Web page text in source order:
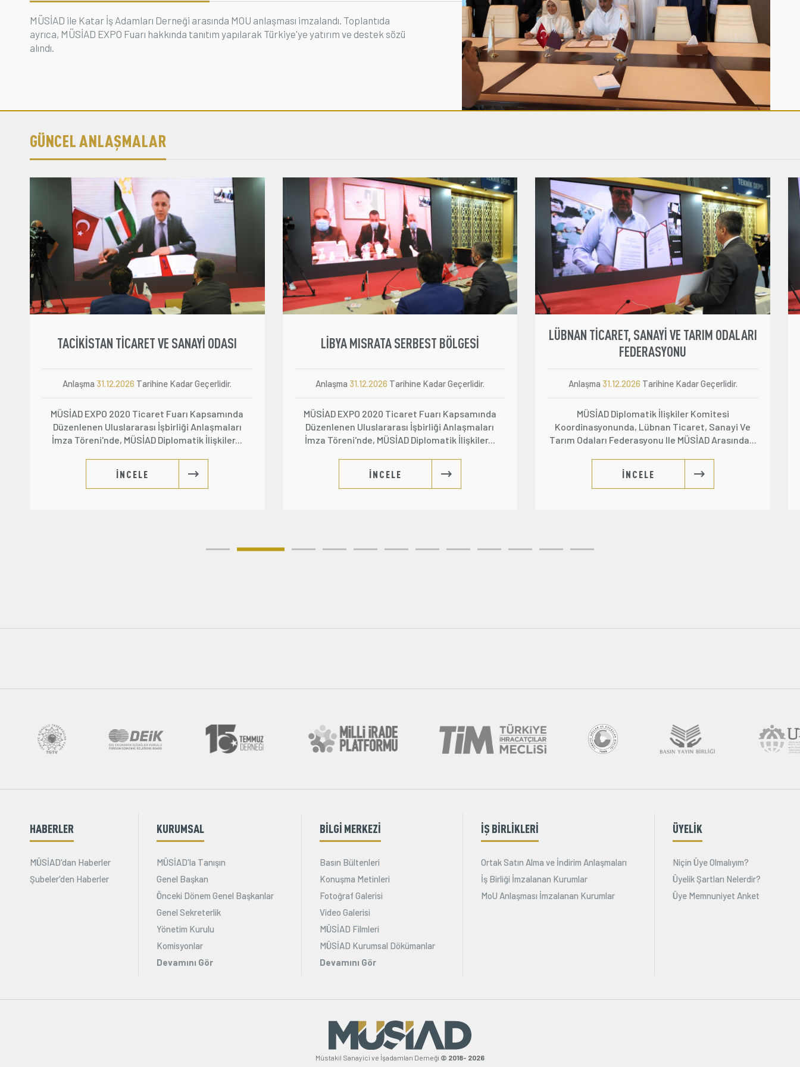
MÜSİAD ile Katar İş Adamları Derneği arasında MOU anlaşması imzalandı. Toplantıda
ayrıca, MÜSİAD EXPO Fuarı hakkında tanıtım yapılarak Türkiye'ye yatırım ve destek sözü
alındı.
GÜNCEL ANLAŞMALAR
TACİKİSTAN TİCARET VE SANAYİ ODASI
Anlaşma 31.12.2026 Tarihine Kadar Geçerlidir.
MÜSİAD EXPO 2020 Ticaret Fuarı Kapsamında
Düzenlenen Uluslararası İşbirliği Anlaşmaları
İmza Töreni'nde, MÜSİAD Diplomatik İlişkiler...
İNCELE
LİBYA MISRATA SERBEST BÖLGESİ
Anlaşma 31.12.2026 Tarihine Kadar Geçerlidir.
MÜSİAD EXPO 2020 Ticaret Fuarı Kapsamında
Düzenlenen Uluslararası İşbirliği Anlaşmaları
İmza Töreni'nde, MÜSİAD Diplomatik İlişkiler...
İNCELE
LÜBNAN TİCARET, SANAYİ VE TARIM ODALARI
FEDERASYONU
Anlaşma 31.12.2026 Tarihine Kadar Geçerlidir.
MÜSİAD Diplomatik İlişkiler Komitesi
Koordinasyonunda, Lübnan Ticaret, Sanayi Ve
Tarım Odaları Federasyonu Ile MÜSİAD Arasında...
İNCELE
HABERLER
MÜSİAD'dan Haberler
Şubeler'den Haberler
KURUMSAL
MÜSİAD'la Tanışın
Genel Başkan
Önceki Dönem Genel Başkanlar
Genel Sekreterlik
Yönetim Kurulu
Komisyonlar
Devamını Gör
BİLGİ MERKEZİ
Basın Bültenleri
Konuşma Metinleri
Fotoğraf Galerisi
Video Galerisi
MÜSİAD Filmleri
MÜSİAD Kurumsal Dökümanlar
Devamını Gör
İŞ BİRLİKLERİ
Ortak Satın Alma ve İndirim Anlaşmaları
İş Birliği İmzalanan Kurumlar
MoU Anlaşması İmzalanan Kurumlar
ÜYELİK
Niçin Üye Olmalıyım?
Üyelik Şartları Nelerdir?
Üye Memnuniyet Anket
Müstakil Sanayici ve İşadamları Derneği © 2018- 2026